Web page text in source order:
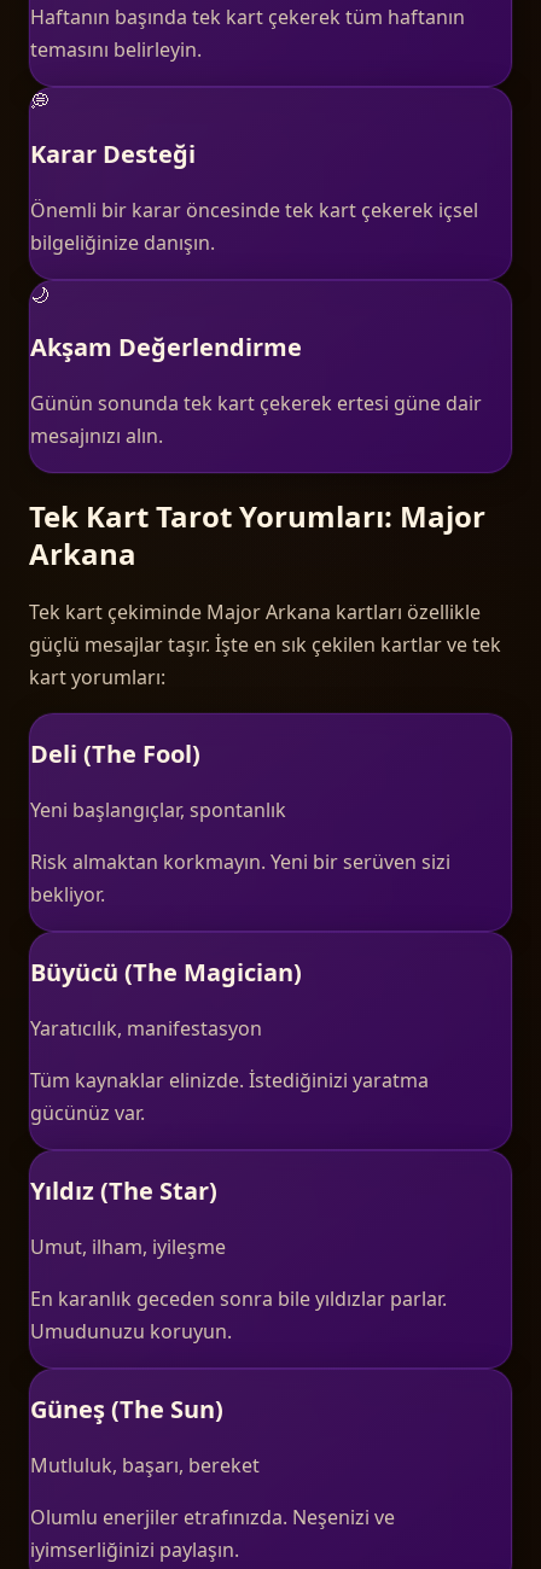
Haftanın başında tek kart çekerek tüm haftanın
temasını belirleyin.
💭
Karar Desteği
Önemli bir karar öncesinde tek kart çekerek içsel
bilgeliğinize danışın.
🌙
Akşam Değerlendirme
Günün sonunda tek kart çekerek ertesi güne dair
mesajınızı alın.
Tek Kart Tarot Yorumları: Major
Arkana
Tek kart çekiminde Major Arkana kartları özellikle
güçlü mesajlar taşır. İşte en sık çekilen kartlar ve tek
kart yorumları:
Deli (The Fool)
Yeni başlangıçlar, spontanlık
Risk almaktan korkmayın. Yeni bir serüven sizi
bekliyor.
Büyücü (The Magician)
Yaratıcılık, manifestasyon
Tüm kaynaklar elinizde. İstediğinizi yaratma
gücünüz var.
Yıldız (The Star)
Umut, ilham, iyileşme
En karanlık geceden sonra bile yıldızlar parlar.
Umudunuzu koruyun.
Güneş (The Sun)
Mutluluk, başarı, bereket
Olumlu enerjiler etrafınızda. Neşenizi ve
iyimserliğinizi paylaşın.